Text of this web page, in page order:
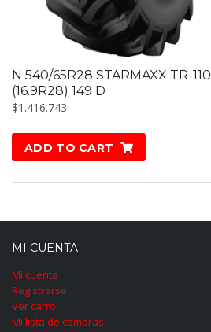
N 540/65R28 STARMAXX TR-110
(16.9R28) 149 D
$1.416.743
ADD TO CART
MI CUENTA
Mi cuenta
Registrarse
Ver carro
Mi lista de compras